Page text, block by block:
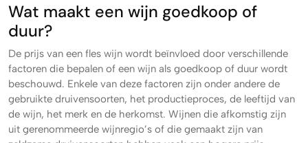
Wat maakt een wijn goedkoop of
duur?
De prijs van een fles wijn wordt beïnvloed door verschillende
factoren die bepalen of een wijn als goedkoop of duur wordt
beschouwd. Enkele van deze factoren zijn onder andere de
gebruikte druivensoorten, het productieproces, de leeftijd van
de wijn, het merk en de herkomst. Wijnen die afkomstig zijn
uit gerenommeerde wijnregio’s of die gemaakt zijn van